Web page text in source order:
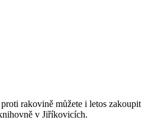
rakovině můžete i letos zakoupit
v Jiříkovicích.